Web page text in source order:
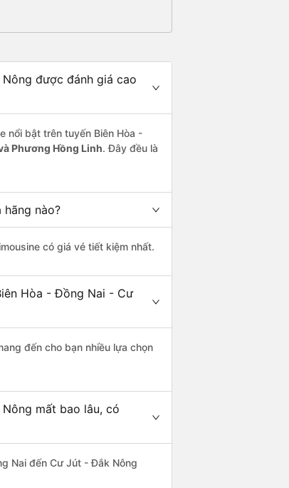
được đánh giá cao
nổi bật trên tuyến Biên Hòa -
Phương Hồng Linh. Đây đều là
nào?
có giá vé tiết kiệm nhất.
Hòa - Đồng Nai - Cư
đến cho bạn nhiều lựa chọn
mất bao lâu, có
Nai đến Cư Jút - Đắk Nông